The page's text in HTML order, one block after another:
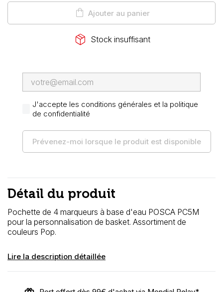
shopping_bag Ajouter au panier
package_2 Stock insuffisant
J'accepte les conditions générales et la politique
de confidentialité
Prévenez-moi lorsque le produit est disponible
Détail du produit
Pochette de 4 marqueurs à base d'eau POSCA PC5M
pour la personnalisation de basket. Assortiment de
couleurs Pop.
Lire la description détaillée